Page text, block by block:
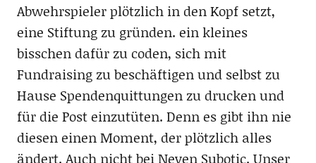
Abwehrspieler plötzlich in den Kopf setzt,
eine Stiftung zu gründen. ein kleines
bisschen dafür zu coden, sich mit
Fundraising zu beschäftigen und selbst zu
Hause Spendenquittungen zu drucken und
für die Post einzutüten. Denn es gibt ihn nie
diesen einen Moment, der plötzlich alles
ändert. Auch nicht bei Neven Subotic. Unser